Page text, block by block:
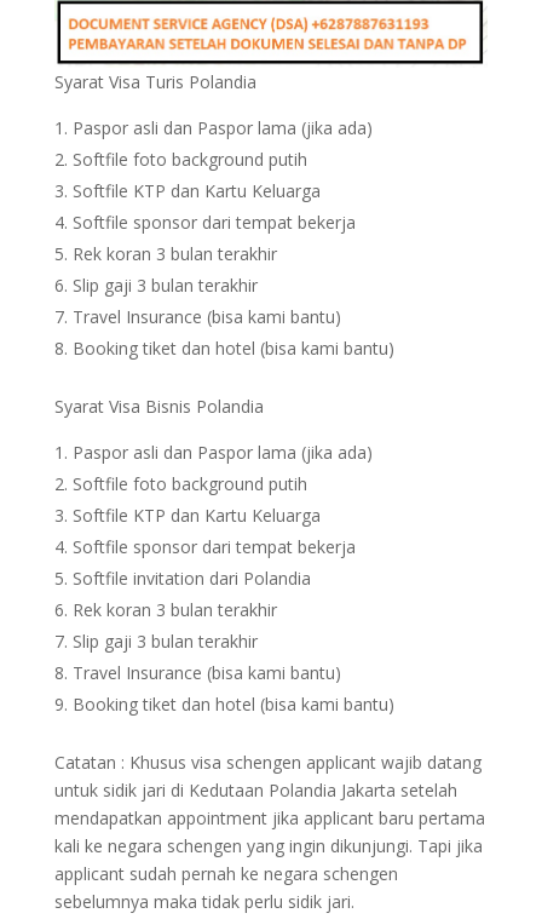
Syarat Visa Turis Polandia
Paspor asli dan Paspor lama (jika ada)
Softfile foto background putih
Softfile KTP dan Kartu Keluarga
Softfile sponsor dari tempat bekerja
Rek koran 3 bulan terakhir
Slip gaji 3 bulan terakhir
Travel Insurance (bisa kami bantu)
Booking tiket dan hotel (bisa kami bantu)
Syarat Visa Bisnis Polandia
Paspor asli dan Paspor lama (jika ada)
Softfile foto background putih
Softfile KTP dan Kartu Keluarga
Softfile sponsor dari tempat bekerja
Softfile invitation dari Polandia
Rek koran 3 bulan terakhir
Slip gaji 3 bulan terakhir
Travel Insurance (bisa kami bantu)
Booking tiket dan hotel (bisa kami bantu)
Catatan : Khusus visa schengen applicant wajib datang
untuk sidik jari di Kedutaan Polandia Jakarta setelah
mendapatkan appointment jika applicant baru pertama
kali ke negara schengen yang ingin dikunjungi. Tapi jika
applicant sudah pernah ke negara schengen
sebelumnya maka tidak perlu sidik jari.